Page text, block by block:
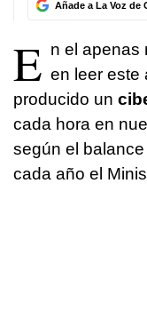
Añade a La Voz de
E n el apenas
en leer este
producido un
cada hora en
según el
cada año el